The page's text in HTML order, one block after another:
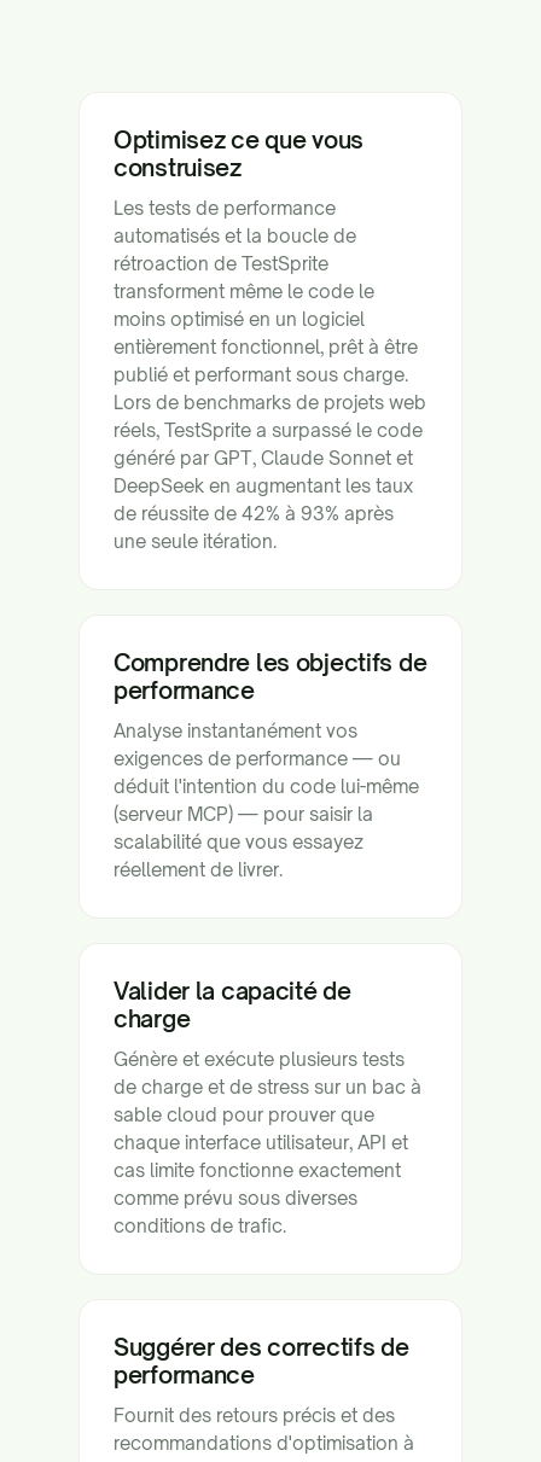
Optimisez ce que vous
construisez
Les tests de performance
automatisés et la boucle de
rétroaction de TestSprite
transforment même le code le
moins optimisé en un logiciel
entièrement fonctionnel, prêt à être
publié et performant sous charge.
Lors de benchmarks de projets web
réels, TestSprite a surpassé le code
généré par GPT, Claude Sonnet et
DeepSeek en augmentant les taux
de réussite de 42% à 93% après
une seule itération.
Comprendre les objectifs de
performance
Analyse instantanément vos
exigences de performance — ou
déduit l'intention du code lui-même
(serveur MCP) — pour saisir la
scalabilité que vous essayez
réellement de livrer.
Valider la capacité de
charge
Génère et exécute plusieurs tests
de charge et de stress sur un bac à
sable cloud pour prouver que
chaque interface utilisateur, API et
cas limite fonctionne exactement
comme prévu sous diverses
conditions de trafic.
Suggérer des correctifs de
performance
Fournit des retours précis et des
recommandations d'optimisation à